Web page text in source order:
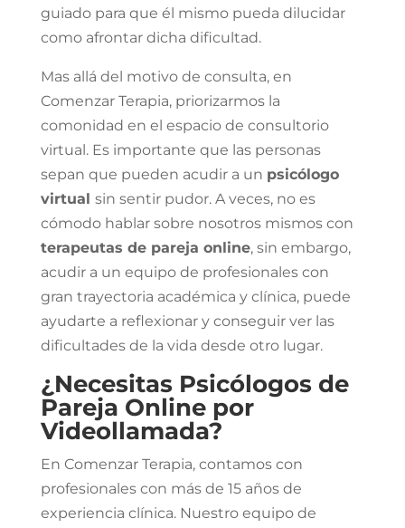
guiado para que él mismo pueda dilucidar
como afrontar dicha dificultad.
Mas allá del motivo de consulta, en
Comenzar Terapia, priorizarmos la
comonidad en el espacio de consultorio
virtual. Es importante que las personas
sepan que pueden acudir a un psicólogo
virtual sin sentir pudor. A veces, no es
cómodo hablar sobre nosotros mismos con
terapeutas de pareja online, sin embargo,
acudir a un equipo de profesionales con
gran trayectoria académica y clínica, puede
ayudarte a reflexionar y conseguir ver las
dificultades de la vida desde otro lugar.
¿Necesitas Psicólogos de
Pareja Online por
Videollamada?
En Comenzar Terapia, contamos con
profesionales con más de 15 años de
experiencia clínica. Nuestro equipo de